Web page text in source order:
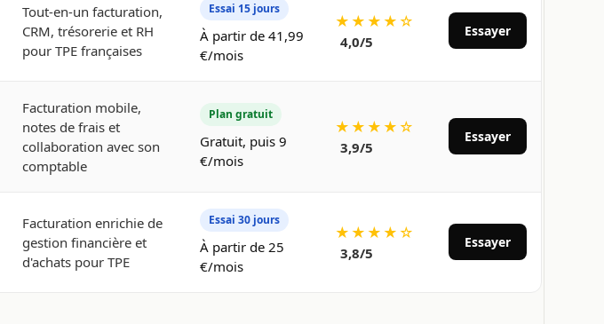
Tout-en-un facturation,
CRM, trésorerie et RH
pour TPE françaises
Essai 15 jours
À partir de 41,99
€/mois
★★★★☆
4,0/5
Essayer
Facturation mobile,
notes de frais et
collaboration avec son
comptable
Plan gratuit
Gratuit, puis 9
€/mois
★★★★☆
3,9/5
Essayer
Facturation enrichie de
gestion financière et
d'achats pour TPE
Essai 30 jours
À partir de 25
€/mois
★★★★☆
3,8/5
Essayer